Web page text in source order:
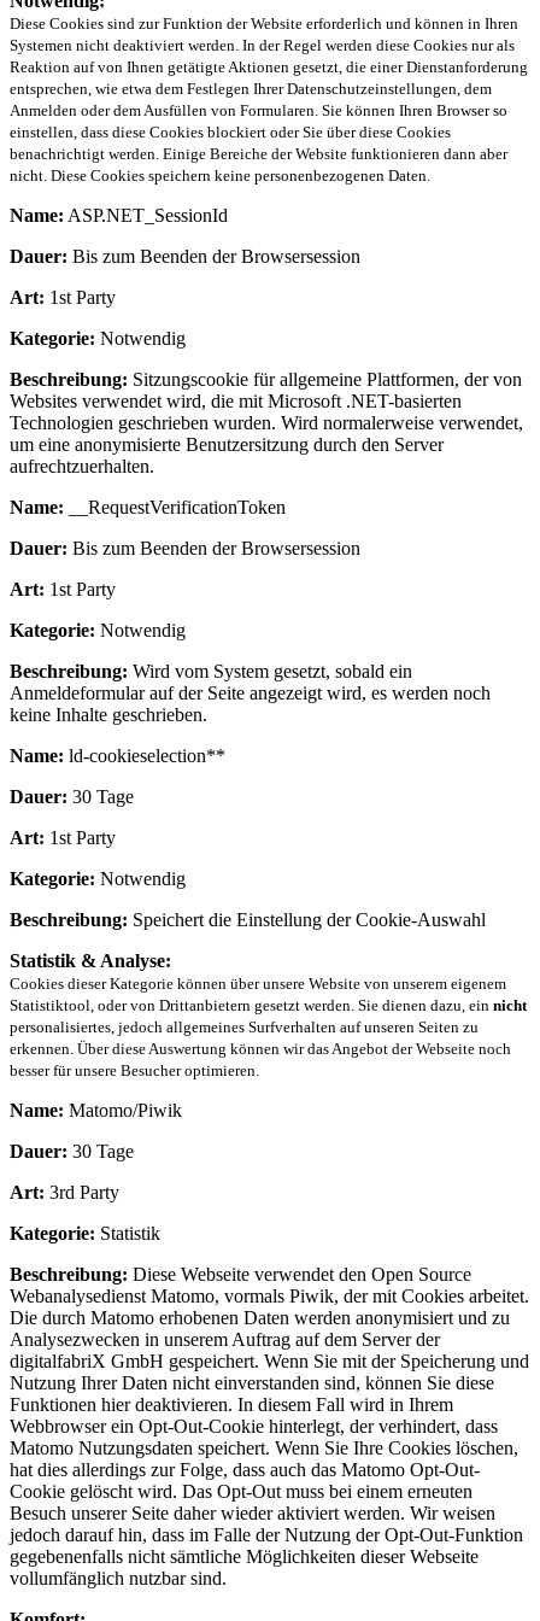
Diese Cookies sind zur Funktion der Website erforderlich und können in Ihren
Systemen nicht deaktiviert werden. In der Regel werden diese Cookies nur als
Reaktion auf von Ihnen getätigte Aktionen gesetzt, die einer Dienstanforderung
entsprechen, wie etwa dem Festlegen Ihrer Datenschutzeinstellungen, dem
Anmelden oder dem Ausfüllen von Formularen. Sie können Ihren Browser so
einstellen, dass diese Cookies blockiert oder Sie über diese Cookies
benachrichtigt werden. Einige Bereiche der Website funktionieren dann aber
nicht. Diese Cookies speichern keine personenbezogenen Daten.
Name: ASP.NET_SessionId
Dauer: Bis zum Beenden der Browsersession
Art: 1st Party
Kategorie: Notwendig
Beschreibung: Sitzungscookie für allgemeine Plattformen, der von
Websites verwendet wird, die mit Microsoft .NET-basierten
Technologien geschrieben wurden. Wird normalerweise verwendet,
um eine anonymisierte Benutzersitzung durch den Server
aufrechtzuerhalten.
Name: __RequestVerificationToken
Dauer: Bis zum Beenden der Browsersession
Art: 1st Party
Kategorie: Notwendig
Beschreibung: Wird vom System gesetzt, sobald ein
Anmeldeformular auf der Seite angezeigt wird, es werden noch
keine Inhalte geschrieben.
Name: ld-cookieselection**
Dauer: 30 Tage
Art: 1st Party
Kategorie: Notwendig
Beschreibung: Speichert die Einstellung der Cookie-Auswahl
Statistik & Analyse:
Cookies dieser Kategorie können über unsere Website von unserem eigenem
Statistiktool, oder von Drittanbietern gesetzt werden. Sie dienen dazu, ein nicht
personalisiertes, jedoch allgemeines Surfverhalten auf unseren Seiten zu
erkennen. Über diese Auswertung können wir das Angebot der Webseite noch
besser für unsere Besucher optimieren.
Name: Matomo/Piwik
Dauer: 30 Tage
Art: 3rd Party
Kategorie: Statistik
Beschreibung: Diese Webseite verwendet den Open Source
Webanalysedienst Matomo, vormals Piwik, der mit Cookies arbeitet.
Die durch Matomo erhobenen Daten werden anonymisiert und zu
Analysezwecken in unserem Auftrag auf dem Server der
digitalfabriX GmbH gespeichert. Wenn Sie mit der Speicherung und
Nutzung Ihrer Daten nicht einverstanden sind, können Sie diese
Funktionen hier deaktivieren. In diesem Fall wird in Ihrem
Webbrowser ein Opt-Out-Cookie hinterlegt, der verhindert, dass
Matomo Nutzungsdaten speichert. Wenn Sie Ihre Cookies löschen,
hat dies allerdings zur Folge, dass auch das Matomo Opt-Out-
Cookie gelöscht wird. Das Opt-Out muss bei einem erneuten
Besuch unserer Seite daher wieder aktiviert werden. Wir weisen
jedoch darauf hin, dass im Falle der Nutzung der Opt-Out-Funktion
gegebenenfalls nicht sämtliche Möglichkeiten dieser Webseite
vollumfänglich nutzbar sind.